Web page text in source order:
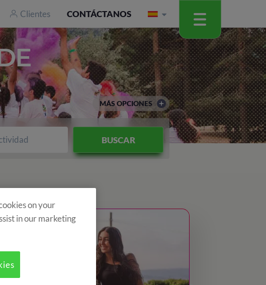
Clientes CONTÁCTANOS
BUSCAR
MÁS OPCIONES
on your
in our marketing